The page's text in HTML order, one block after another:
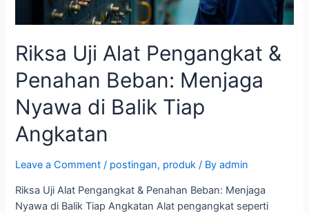
Riksa Uji Alat Pengangkat &
Penahan Beban: Menjaga
Nyawa di Balik Tiap
Angkatan
Leave a Comment / postingan, produk / Byadmin
Riksa Uji Alat Pengangkat & Penahan Beban: Menjaga
Nyawa di Balik Tiap Angkatan Alat pengangkat seperti
Tiap
Angkatan